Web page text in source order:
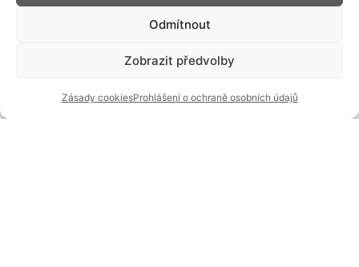
Odmítnout
Zobrazit předvolby
Zásady cookiesProhlášení o ochraně osobních údajů